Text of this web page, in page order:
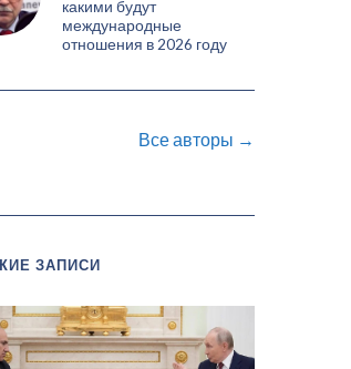
какими будут
международные
отношения в 2026 году
Все авторы →
ЗАПИСИ